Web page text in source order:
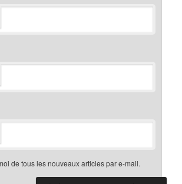
de tous les nouveaux articles par e-mail.